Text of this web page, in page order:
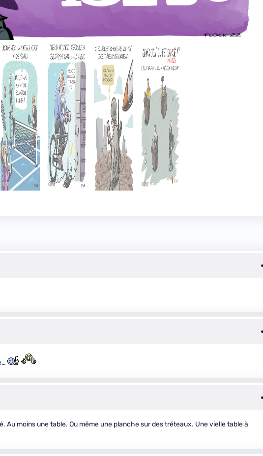
Au moins une table. Ou même une planche sur des tréteaux. Une vielle table à